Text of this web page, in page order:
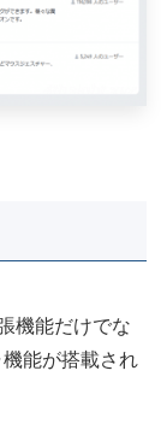
機能だけでな
能が搭載され